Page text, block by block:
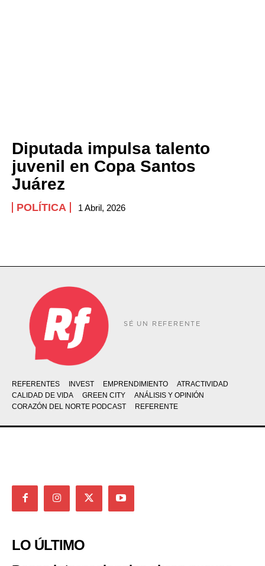
Diputada impulsa talento
juvenil en Copa Santos
Juárez
POLÍTICA 1 Abril, 2026
SÉ UN REFERENTE
REFERENTES INVEST EMPRENDIMIENTO
ATRACTIVIDAD
CALIDAD DE VIDA
GREEN CITY
ANÁLISIS Y OPINIÓN
CORAZÓN DEL NORTE PODCAST
REFERENTE
LO ÚLTIMO